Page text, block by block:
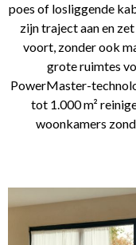
poes of losliggende
zijn traject aan en
voort, zonder ook
grote ruimtes
PowerMaster-
tot 1.000 m²
woonkamers